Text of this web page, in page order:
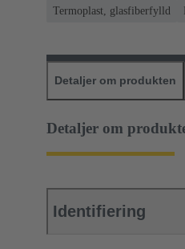
Termoplast, glasfiberfylld
Detaljer om produkten
Detaljer om
Identifiering